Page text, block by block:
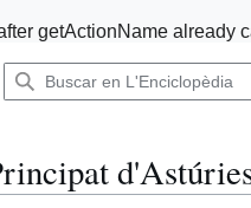
getActionName already